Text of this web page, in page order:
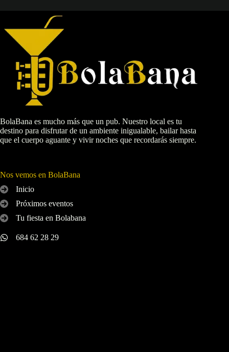
BolaBana es mucho más que un pub. Nuestro local es tu
destino para disfrutar de un ambiente inigualable, bailar hasta
que el cuerpo aguante y vivir noches que recordarás siempre.
Nos vemos en BolaBana
Inicio
Próximos eventos
Tu fiesta en Bolabana
684 62 28 29